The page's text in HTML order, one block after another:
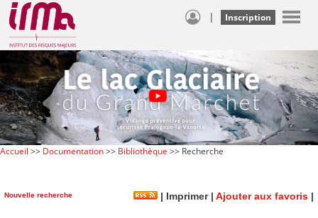
| Inscription
Accueil >> Documentation>> Bibliothèque >> Recherche
Nouvelle recherche | Imprimer| Ajouter aux favoris |